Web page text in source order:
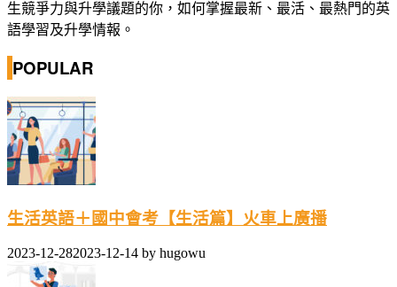
生競爭力與升學議題的你，如何掌握最新、最活、最熱門的英
語學習及升學情報。
POPULAR
生活英語＋國中會考【生活篇】火車上廣播
2023-12-282023-12-14 by hugowu